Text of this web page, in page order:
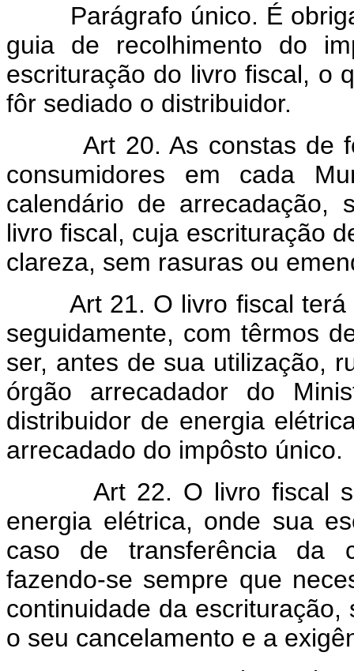
Parágrafo único. É
guia de recolhimento do
escrituração do livro fiscal, o
fôr sediado o distribuidor.
Art 20. As constas de
consumidores em cada
calendário de arrecadação,
livro fiscal, cuja escrituração
clareza, sem rasuras ou
Art 21. O livro fiscal
seguidamente, com têrmos
ser, antes de sua utilização,
órgão arrecadador do
distribuidor de energia
arrecadado do impôsto único.
Art 22. O livro fiscal
energia elétrica, onde sua
caso de transferência da
fazendo-se sempre que
continuidade da
o seu cancelamento e a